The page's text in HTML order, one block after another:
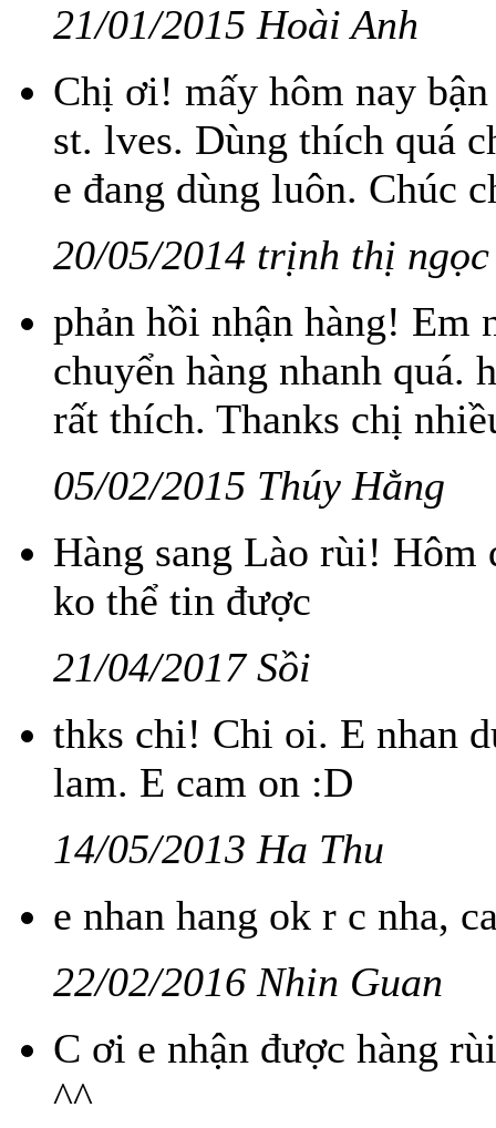
21/01/2015 Hoài Anh
Chị ơi! mấy hôm nay
st. lves. Dùng thích quá
e đang dùng luôn. Chúc
20/05/2014 trịnh thị ngọc
phản hồi nhận hàng! Em
chuyển hàng nhanh quá.
rất thích. Thanks chị
05/02/2015 Thúy Hằng
Hàng sang Lào rùi! Hôm
ko thể tin được
21/04/2017 Sồi
thks chi! Chi oi. E nhan
lam. E cam on :D
14/05/2013 Ha Thu
e nhan hang ok r c nha,
22/02/2016 Nhin Guan
C ơi e nhận được hàng
^^